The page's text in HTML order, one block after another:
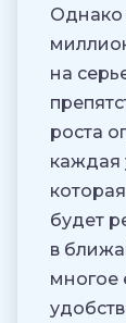
Однако
на
роста
каждая
будет
в
многое